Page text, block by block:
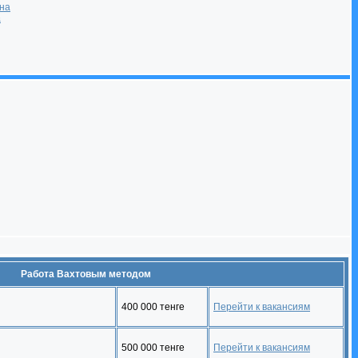
Работа Вахтовым методом
400 000 тенге Перейти к вакансиям
500 000 тенге Перейти к вакансиям